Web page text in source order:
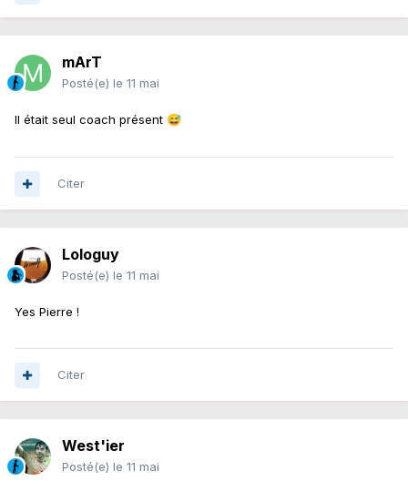
mArT
Posté(e) le 11 mai
Il était seul coach présent 😅
Citer
Lologuy
Posté(e) le 11 mai
Yes Pierre !
Citer
West'ier
Posté(e) le 11 mai